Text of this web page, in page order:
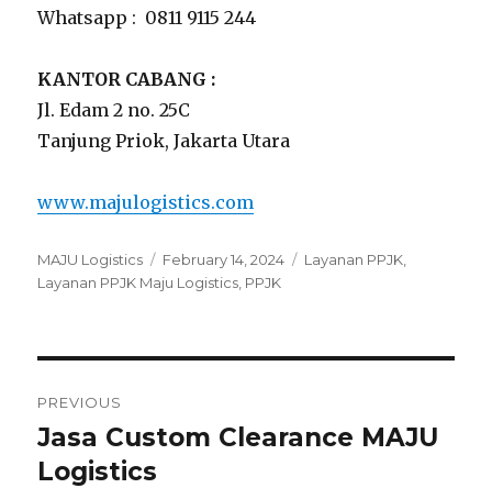
Whatsapp : 0811 9115 244
KANTOR CABANG :
Jl. Edam 2 no. 25C
Tanjung Priok, Jakarta Utara
www.majulogistics.com
Author
MAJU Logistics
Posted
on
February 14, 2024 Tags
Layanan PPJK,
Layanan PPJK Maju Logistics, PPJK
navigation
PREVIOUS
Previous
post:
Jasa Custom Clearance MAJU
Logistics